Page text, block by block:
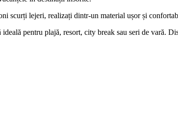
scurți lejeri, realizați dintr-un material ușor și
pentru plajă, resort, city break sau seri de vară.